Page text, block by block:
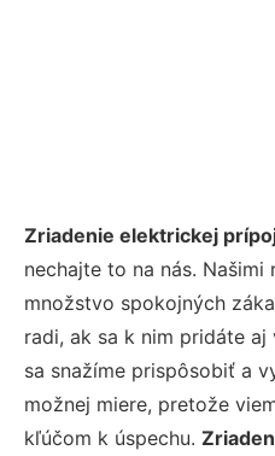
Zriadenie elektrickej
nechajte to na nás.
množstvo spokojných
radi, ak sa k nim pridáte aj
sa snažíme prispôsobiť a
možnej miere, pretože
kľúčom k úspechu.